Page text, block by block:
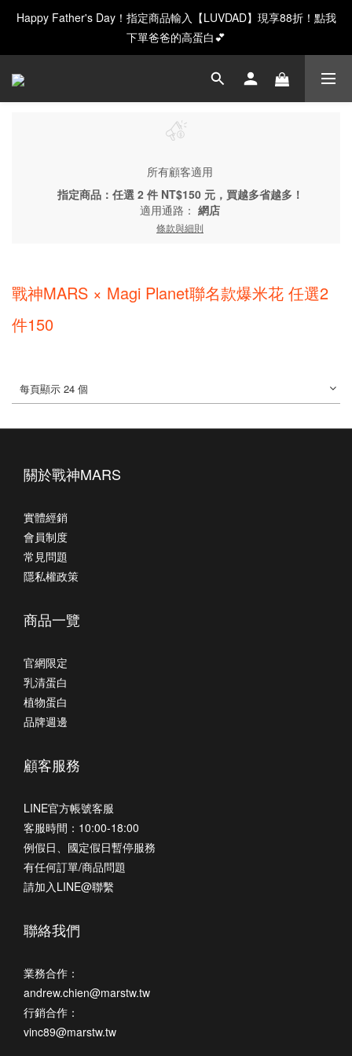
GAIA 超級蛋白全新上市，給你超級力量 ❤️
Happy Father's Day！指定商品輸入【LUVDAD】現享88折！點我
下單爸爸的高蛋白💕
GAIA 超級蛋白全新上市，給你超級力量 ❤️
所有顧客適用
指定商品：任選 2 件 NT$150 元，買越多省越多！
適用通路： 網店
條款與細則
戰神MARS × Magi Planet聯名款爆米花 任選2
件150
每頁顯示 24 個
關於戰神MARS
實體經銷
會員制度
常見問題
隱私權政策
商品一覽
官網限定
乳清蛋白
植物蛋白
品牌週邊
顧客服務
LINE官方帳號客服
客服時間：10:00-18:00
例假日、國定假日暫停服務
有任何訂單/商品問題
請加入LINE@聯繫
聯絡我們
業務合作：
andrew.chien@marstw.tw
行銷合作：
vinc89@marstw.tw